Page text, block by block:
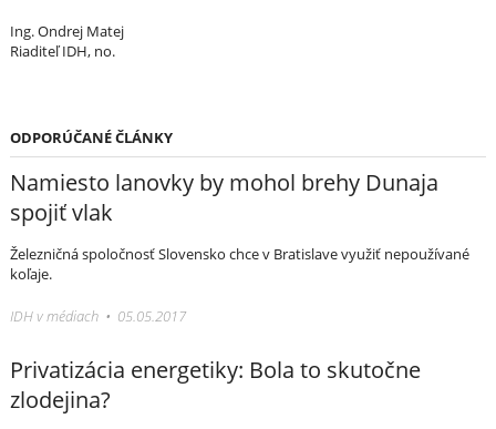
Ing. Ondrej Matej
Riaditeľ IDH, no.
ODPORÚČANÉ ČLÁNKY
Namiesto lanovky by mohol brehy Dunaja
spojiť vlak
Železničná spoločnosť Slovensko chce v Bratislave využiť nepoužívané
koľaje.
IDH v médiach • 05.05.2017
Privatizácia energetiky: Bola to skutočne
zlodejina?